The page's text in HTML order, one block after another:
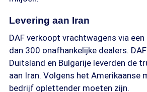
Levering aan Iran
DAF verkoopt vrachtwagens via
dan 300 onafhankelijke dealers.
Duitsland en Bulgarije leverden de
aan Iran. Volgens het Amerikaanse
bedrijf oplettender moeten zijn.